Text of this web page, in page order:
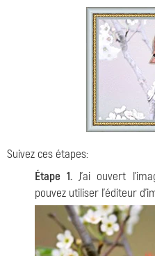
Suivez ces étapes:
Étape 1. J’ai ouvert
pouvez utiliser l'éditeur